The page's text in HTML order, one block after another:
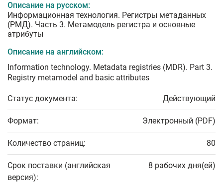
Описание на русском:
Информационная технология. Регистры метаданных
(РМД). Часть 3. Метамодель регистра и основные
атрибуты
Описание на английском:
Information technology. Metadata registries (MDR). Part 3.
Registry metamodel and basic attributes
Статус документа: Действующий
Формат: Электронный (PDF)
Количество страниц: 80
Срок поставки (английская
версия):
8 рабочих дня(ей)